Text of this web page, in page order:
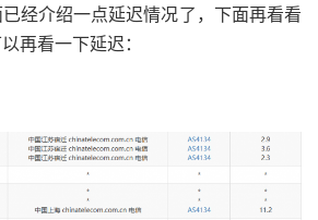
经介绍一点延迟情况了，下面再看看
再看一下延迟：